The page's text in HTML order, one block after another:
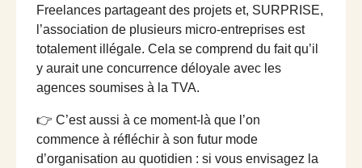
Freelances partageant des projets et, SURPRISE,
l’association de plusieurs micro-entreprises est
totalement illégale. Cela se comprend du fait qu’il
y aurait une concurrence déloyale avec les
agences soumises à la TVA.
👉 C’est aussi à ce moment-là que l’on
commence à réfléchir à son futur mode
d’organisation au quotidien : si vous envisagez la